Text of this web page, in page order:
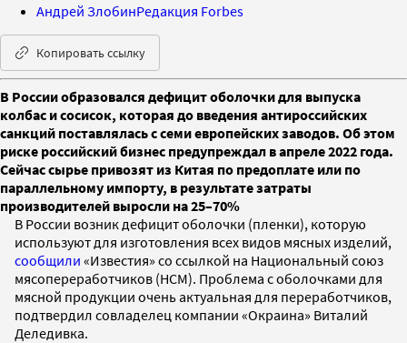
Андрей ЗлобинРедакция Forbes
Копировать ссылку
В России образовался дефицит оболочки для выпуска
колбас и сосисок, которая до введения антироссийских
санкций поставлялась с семи европейских заводов. Об этом
риске российский бизнес предупреждал в апреле 2022 года.
Сейчас сырье привозят из Китая по предоплате или по
параллельному импорту, в результате затраты
производителей выросли на 25–70%
В России возник дефицит оболочки (пленки), которую
используют для изготовления всех видов мясных изделий,
сообщили «Известия» со ссылкой на Национальный союз
мясопереработчиков (НСМ). Проблема с оболочками для
мясной продукции очень актуальная для переработчиков,
подтвердил совладелец компании «Окраина» Виталий
Деледивка.